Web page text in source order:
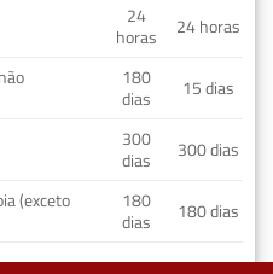
24
horas
24 horas
180
dias
15 dias
300
dias
300 dias
(exceto
180
dias
180 dias